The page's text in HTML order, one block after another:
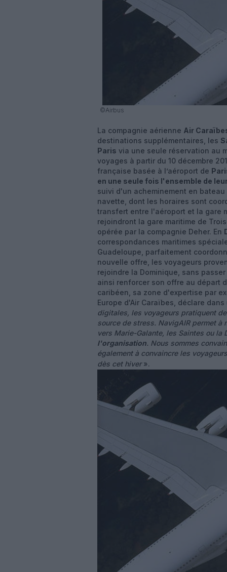
©Airbus
La compagnie aérienne Air
destinations supplémentaires, les
Paris via une seule réservation au
voyages à partir du 10 décembre
française basée à l’aéroport de
en une seule fois l'ensemble de
suivi d'un acheminement en
navette, dont les horaires sont
transfert entre l'aéroport et la gare
rejoindront la gare maritime de
opérée par la compagnie Deher. En
correspondances maritimes
Guadeloupe, parfaitement
nouvelle offre, les voyageurs
rejoindre la Dominique, sans
ainsi renforcer son offre au départ
caribéen, sa zone d'expertise par
Europe d'Air Caraïbes, déclare
digitales, les voyageurs pratiquent
source de stress. NavigAIR permet à
vers Marie-Galante, les Saintes ou
l'organisation. Nous sommes
également à convaincre les
dès cet hiver».